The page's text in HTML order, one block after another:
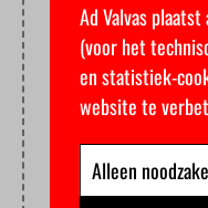
Ad Valvas
(voor het
en statistiek-
website te
Alleen